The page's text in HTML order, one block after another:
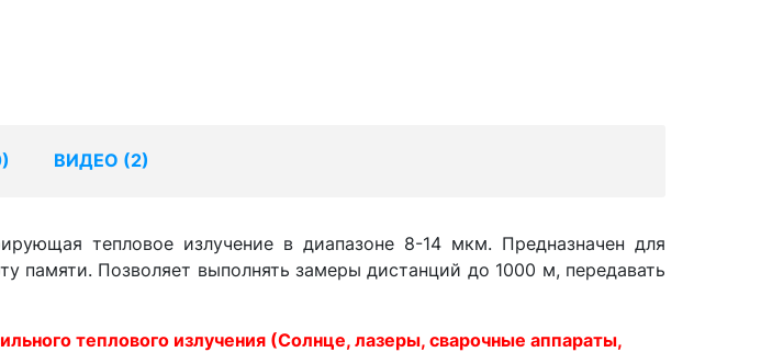
) ВИДЕО (2)
тепловое излучение в диапазоне 8-14 мкм. Предназначен для
Позволяет выполнять замеры дистанций до 1000 м, передавать
теплового излучения (Солнце, лазеры, сварочные аппараты,